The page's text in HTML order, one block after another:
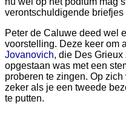
verontschuldigende
Peter de Caluwe deed wel
voorstelling. Deze keer om
Jovanovich, die Des
opgestaan was met een
proberen te zingen. Op
zeker als je een tweede
te putten.